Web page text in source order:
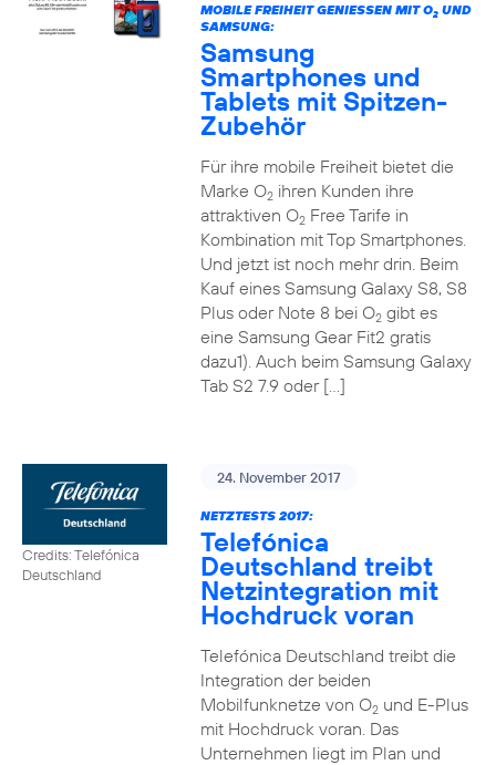
MOBILE FREIHEIT GENIESSEN MIT O 2UND
SAMSUNG:
Samsung
Smartphones und
Tablets mit Spitzen-
Zubehör
Für ihre mobile Freiheit bietet die
Marke O2ihren Kunden ihre
attraktiven O2Free Tarife in
Kombination mit Top Smartphones.
Und jetzt ist noch mehr drin. Beim
Kauf eines Samsung Galaxy S8, S8
Plus oder Note 8 bei O2gibt es
eine Samsung Gear Fit2 gratis
dazu1). Auch beim Samsung Galaxy
Tab S2 7.9 oder […]
Credits: Telefónica
Deutschland
24. November 2017
NETZTESTS 2017:
Telefónica
Deutschland treibt
Netzintegration mit
Hochdruck voran
Telefónica Deutschland treibt die
Integration der beiden
Mobilfunknetze von O2und E-Plus
mit Hochdruck voran. Das
Unternehmen liegt im Plan und